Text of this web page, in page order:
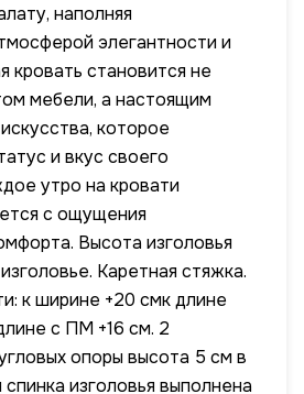
наполняя
элегантности и
кровать становится не
мебели, а настоящим
которое
и вкус своего
утро на кровати
с ощущения
Высота изголовья
Каретная стяжка.
к ширине +20 смк длине
с ПМ +16 см. 2
опоры высота 5 см в
изголовья выполнена